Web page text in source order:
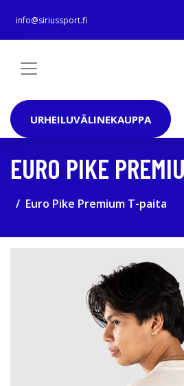
info@siriussport.fi
URHEILUVÄLINEKAUPPA
EURO PIKE
Euro Pike Premium T-paita